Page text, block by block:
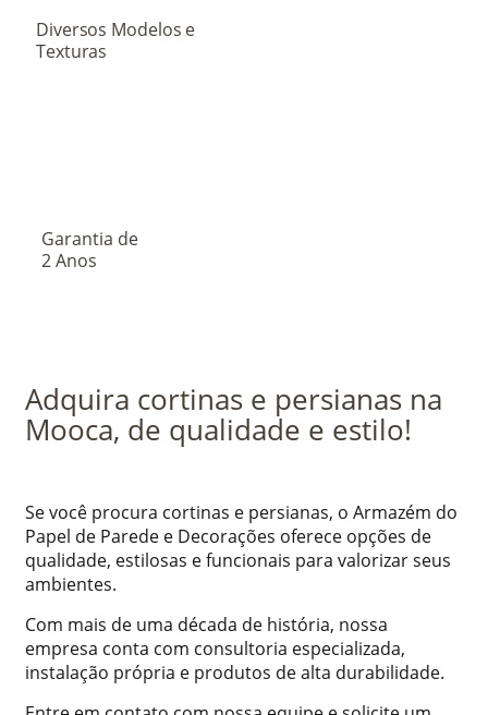
Diversos Modelos e
Texturas
Garantia de
2 Anos
Adquira cortinas e persianas na
Mooca, de qualidade e estilo!
Se você procura cortinas e persianas, o Armazém do
Papel de Parede e Decorações oferece opções de
qualidade, estilosas e funcionais para valorizar seus
ambientes.
Com mais de uma década de história, nossa
empresa conta com consultoria especializada,
instalação própria e produtos de alta durabilidade.